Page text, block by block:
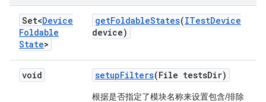
Set<Device
Foldable
State>
getFoldableStates(ITestDevice
device)
void setupFilters(File testsDir)
根据是否指定了模块名称来设置包含/排除